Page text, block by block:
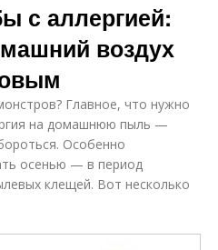
с аллергией:
воздух
Главное, что нужно
на домашнюю пыль —
Особенно
осенью — в период
клещей. Вот несколько